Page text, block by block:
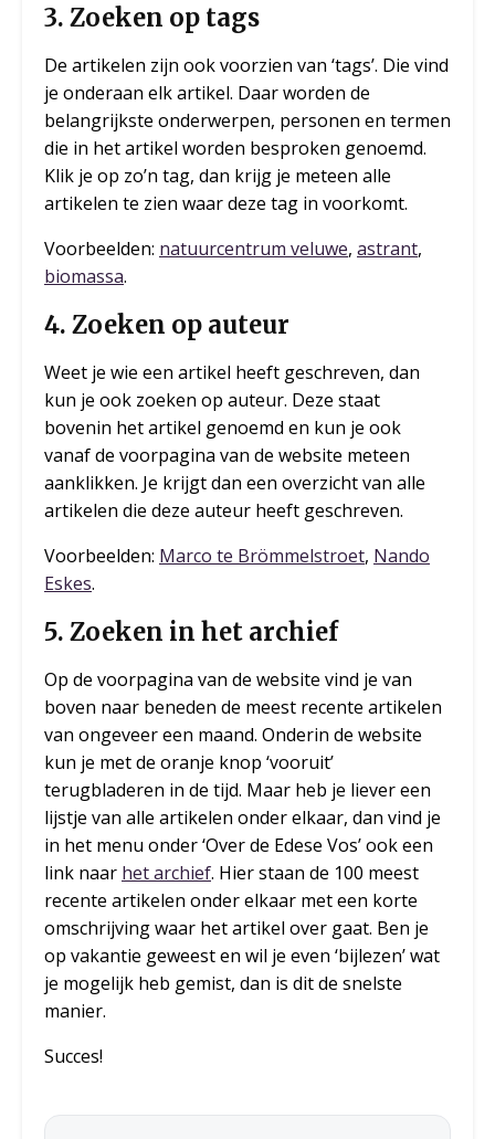
3. Zoeken op tags
De artikelen zijn ook voorzien van ‘tags’. Die vind
je onderaan elk artikel. Daar worden de
belangrijkste onderwerpen, personen en termen
die in het artikel worden besproken genoemd.
Klik je op zo’n tag, dan krijg je meteen alle
artikelen te zien waar deze tag in voorkomt.
Voorbeelden: natuurcentrum veluwe, astrant,
biomassa.
4. Zoeken op auteur
Weet je wie een artikel heeft geschreven, dan
kun je ook zoeken op auteur. Deze staat
bovenin het artikel genoemd en kun je ook
vanaf de voorpagina van de website meteen
aanklikken. Je krijgt dan een overzicht van alle
artikelen die deze auteur heeft geschreven.
Voorbeelden: Marco te Brömmelstroet, Nando
Eskes.
5. Zoeken in het archief
Op de voorpagina van de website vind je van
boven naar beneden de meest recente artikelen
van ongeveer een maand. Onderin de website
kun je met de oranje knop ‘vooruit’
terugbladeren in de tijd. Maar heb je liever een
lijstje van alle artikelen onder elkaar, dan vind je
in het menu onder ‘Over de Edese Vos’ ook een
link naar het archief. Hier staan de 100 meest
recente artikelen onder elkaar met een korte
omschrijving waar het artikel over gaat. Ben je
op vakantie geweest en wil je even ‘bijlezen’ wat
je mogelijk heb gemist, dan is dit de snelste
manier.
Succes!